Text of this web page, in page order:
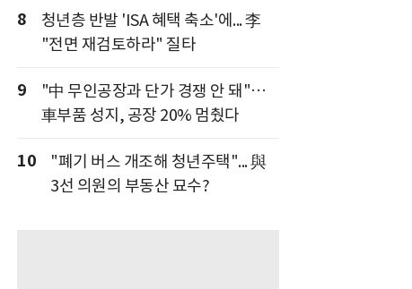
8
청년층 반발 'ISA 혜택 축소'에... 李
"전면 재검토하라" 질타
9
"中 무인공장과 단가 경쟁 안 돼"…
車부품 성지, 공장 20% 멈췄다
10
"폐기 버스 개조해 청년주택"... 與
3선 의원의 부동산 묘수?